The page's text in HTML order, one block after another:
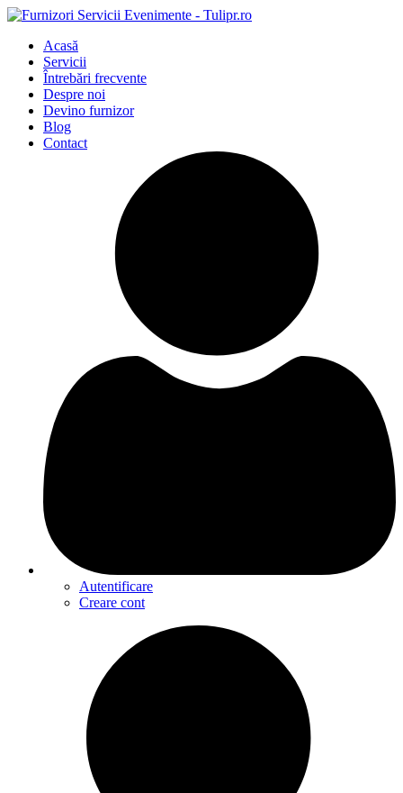
Acasă
Servicii
Întrebări frecvente
Despre noi
Devino furnizor
Blog
Contact
Autentificare
Creare cont